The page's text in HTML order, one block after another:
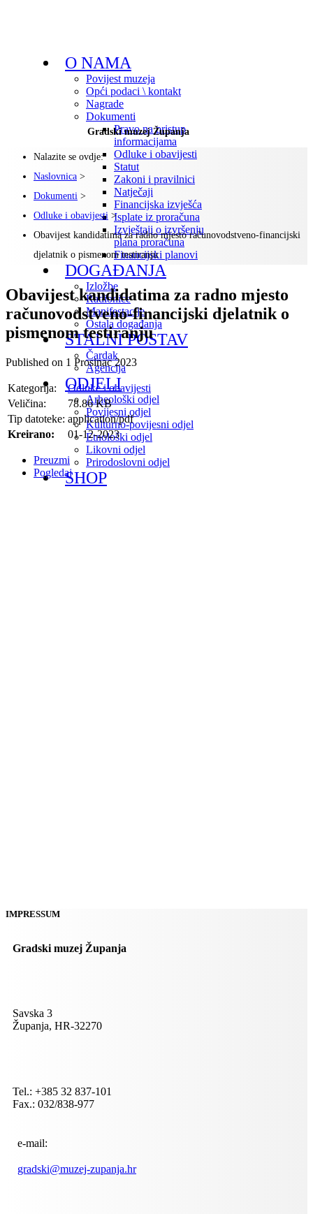
O NAMA
Povijest muzeja
Opći podaci \ kontakt
Nagrade
Dokumenti
Pravo na pristup
informacijama
Odluke i obavijesti
Statut
Zakoni i pravilnici
Natječaji
Financijska izvješća
Isplate iz proračuna
Izvještaji o izvršenju
plana proračuna
Financijski planovi
DOGAĐANJA
Izložbe
Radionice
Manifestacije
Ostala događanja
STALNI POSTAV
Čardak
Agencija
ODJELI
Arheološki odjel
Povijesni odjel
Kulturno-povijesni odjel
Etnološki odjel
Likovni odjel
Prirodoslovni odjel
SHOP
Gradski muzej Županja
Nalazite se ovdje:
Naslovnica >
Dokumenti >
Odluke i obavijesti >
Obavijest kandidatima za radno mjesto računovodstveno-financijski
djelatnik o pismenom testiranju
Obavijest kandidatima za radno mjesto
računovodstveno-financijski djelatnik o
pismenom testiranju
Published on 1 Prosinac 2023
Kategorija:
Odluke i obavijesti
Veličina:
78.86 KB
Tip datoteke: application/pdf
Kreirano:
01-12-2023
Preuzmi
Pogledaj
IMPRESSUM
Gradski muzej Županja
Savska 3
Županja, HR-32270
Tel.: +385 32 837-101
Fax.: 032/838-977
e-mail:
gradski@muzej-zupanja.hr